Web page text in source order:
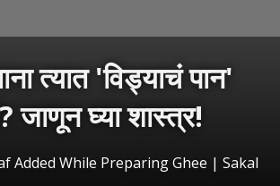
त्यात 'विड्याचं पान'
जाणून घ्या शास्त्र!
Added While Preparing Ghee | Sakal